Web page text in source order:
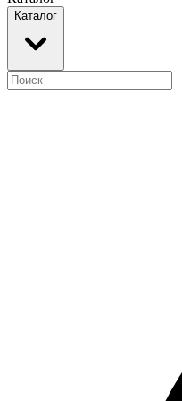
Каталог